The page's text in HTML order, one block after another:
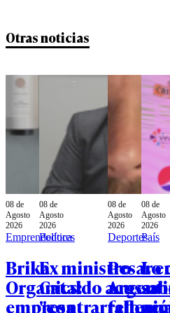
Otras noticias
08 de
Agosto
2026
Emprendedores
Brika
Organics:
empresa
08 de
Agosto
2026
Política
Ex ministro
Cataldo acusa
08 de
Agosto
2026
Deportes
Pesar
08 de
Agosto
2026
País
Lo